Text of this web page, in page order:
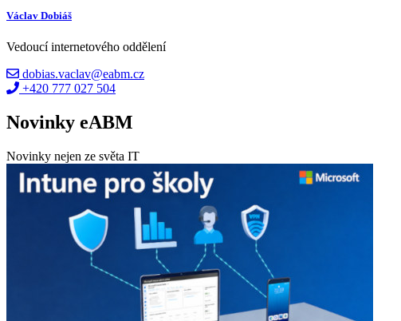
Václav Dobiáš
Vedoucí internetového oddělení
dobias.vaclav@eabm.cz
+420 777 027 504
Novinky eABM
Novinky nejen ze světa IT